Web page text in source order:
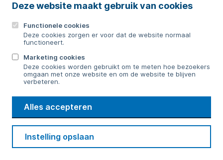
Deze website maakt gebruik van cookies
Functionele cookies
Deze cookies zorgen er voor dat de website normaal
functioneert.
Marketing cookies
Deze cookies worden gebruikt om te meten hoe bezoekers
omgaan met onze website en om de website te blijven
verbeteren.
Alles accepteren
Instelling opslaan
Contact
Bericht sturen
WMD
Drinkwater
Cookie voorkeuren
Privacy Disclaimer